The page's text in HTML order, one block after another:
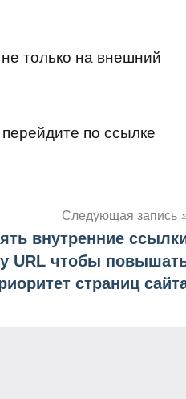
только на внешний
по ссылке
Следующая запись
внутренние
URL чтобы
страниц